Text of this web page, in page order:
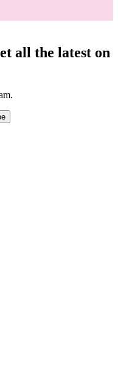
all the latest on